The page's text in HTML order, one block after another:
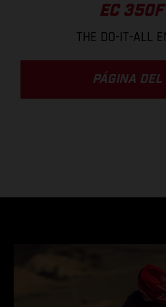
EC
THE DO-IT-ALL
PÁGINA DEL